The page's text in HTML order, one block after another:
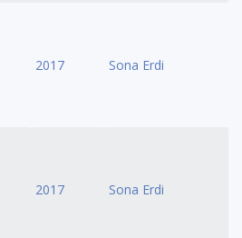
2017 Sona Erdi
2017 Sona Erdi